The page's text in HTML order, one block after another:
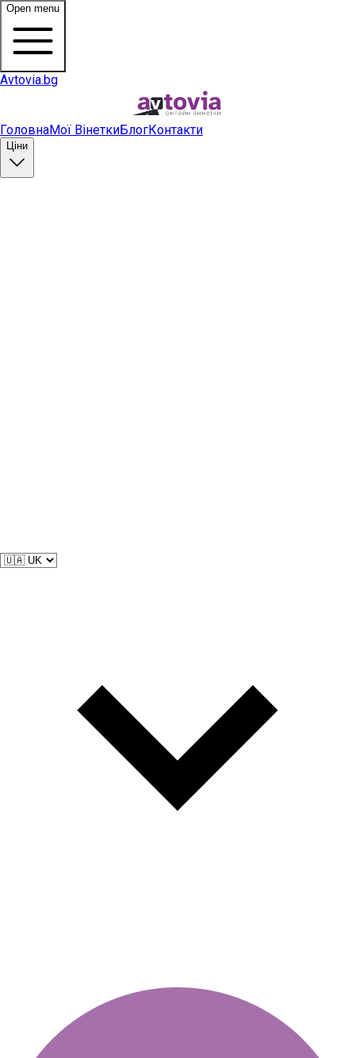
Open menu
Avtovia.bg
ГоловнаМої ВінеткиБлогКонтакти
Ціни